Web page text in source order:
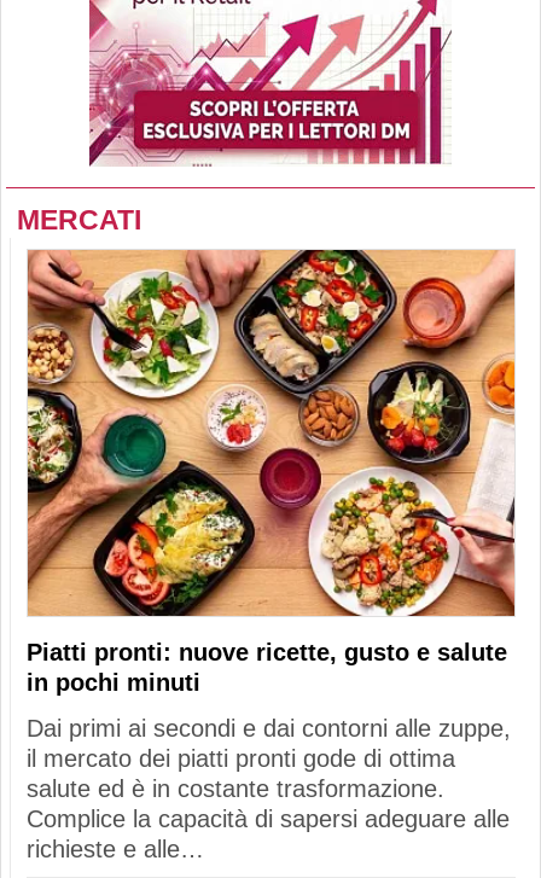
MERCATI
Piatti pronti: nuove ricette, gusto e salute
in pochi minuti
Dai primi ai secondi e dai contorni alle zuppe,
il mercato dei piatti pronti gode di ottima
salute ed è in costante trasformazione.
Complice la capacità di sapersi adeguare alle
richieste e alle…